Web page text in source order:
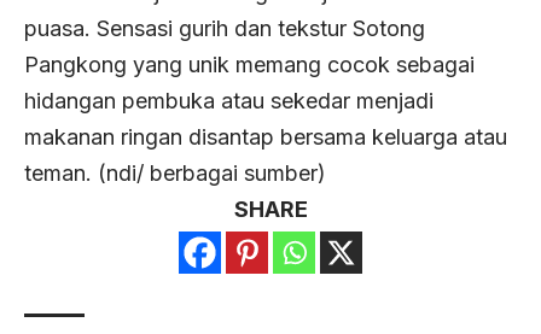
puasa. Sensasi gurih dan tekstur Sotong
Pangkong yang unik memang cocok sebagai
hidangan pembuka atau sekedar menjadi
makanan ringan disantap bersama keluarga atau
teman. (ndi/ berbagai sumber)
SHARE